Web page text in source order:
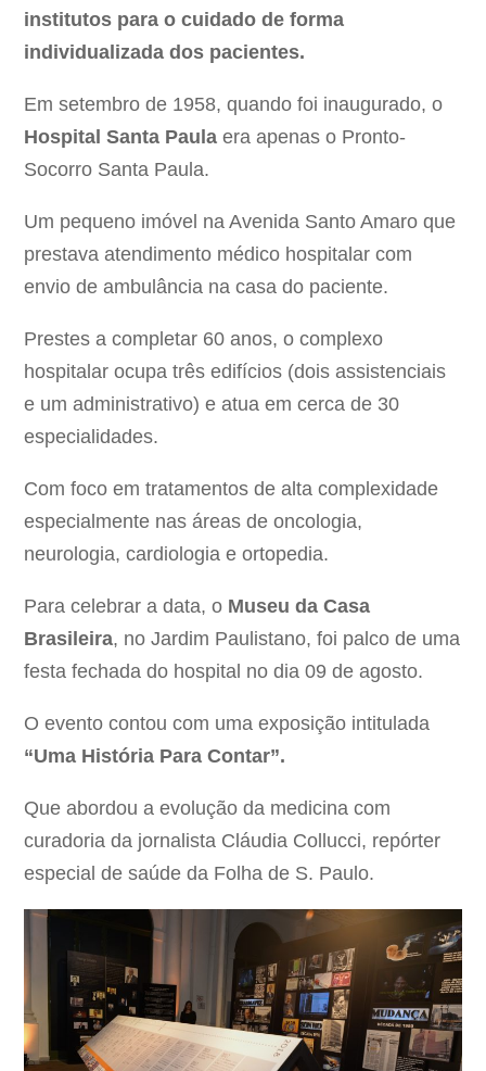
institutos para o cuidado de forma
individualizada dos pacientes.
Em setembro de 1958, quando foi inaugurado, o
Hospital Santa Paula era apenas o Pronto-
Socorro Santa Paula.
Um pequeno imóvel na Avenida Santo Amaro que
prestava atendimento médico hospitalar com
envio de ambulância na casa do paciente.
Prestes a completar 60 anos, o complexo
hospitalar ocupa três edifícios (dois assistenciais
e um administrativo) e atua em cerca de 30
especialidades.
Com foco em tratamentos de alta complexidade
especialmente nas áreas de oncologia,
neurologia, cardiologia e ortopedia.
Para celebrar a data, o Museu da Casa
Brasileira, no Jardim Paulistano, foi palco de uma
festa fechada do hospital no dia 09 de agosto.
O evento contou com uma exposição intitulada
“Uma História Para Contar”.
Que abordou a evolução da medicina com
curadoria da jornalista Cláudia Collucci, repórter
especial de saúde da Folha de S. Paulo.